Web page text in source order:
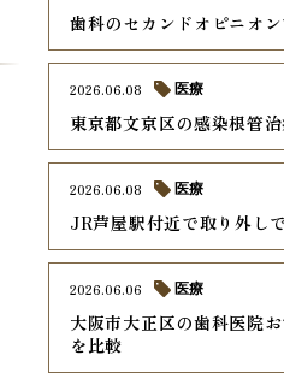
歯科のセカンドオピニオ
東京都文京区の感染根管
2026.06.08 医療
JR芦屋駅付近で取り外し
2026.06.08 医療
大阪市大正区の歯科医院
を比較
2026.06.06 医療